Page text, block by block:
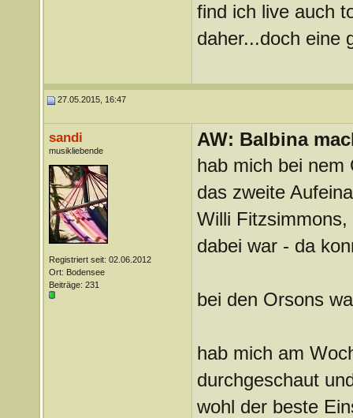
find ich live auch
daher...doch eine
27.05.2015, 16:47
sandi
musikliebende
Registriert seit: 02.06.2012
Ort: Bodensee
Beiträge: 231
AW: Balbina
hab mich bei nem
das zweite
Willi
dabei war - da
bei den Orsons
hab mich am
durchgeschaut
wohl der beste